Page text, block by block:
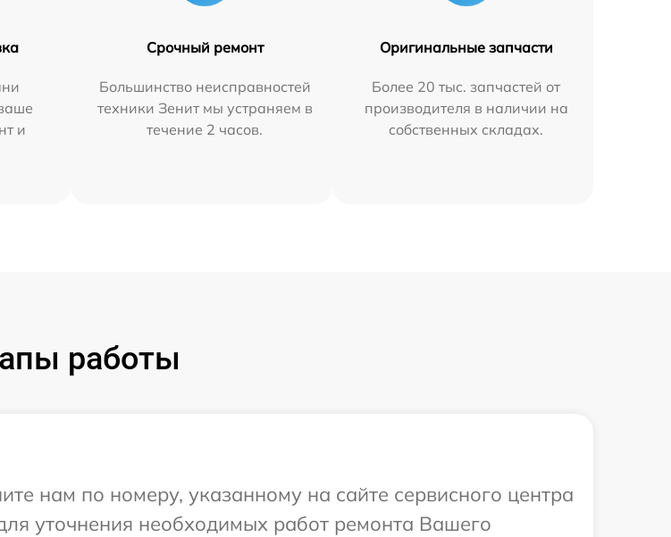
и
Срочный ремонт
Большинство неисправностей
техники Зенит мы устраняем в
течение 2 часов.
Оригинальные запчасти
Более 20 тыс. запчастей от
производителя в наличии на
собственных складах.
работы
нам по номеру, указанному на сайте сервисного центра
уточнения необходимых работ ремонта Вашего